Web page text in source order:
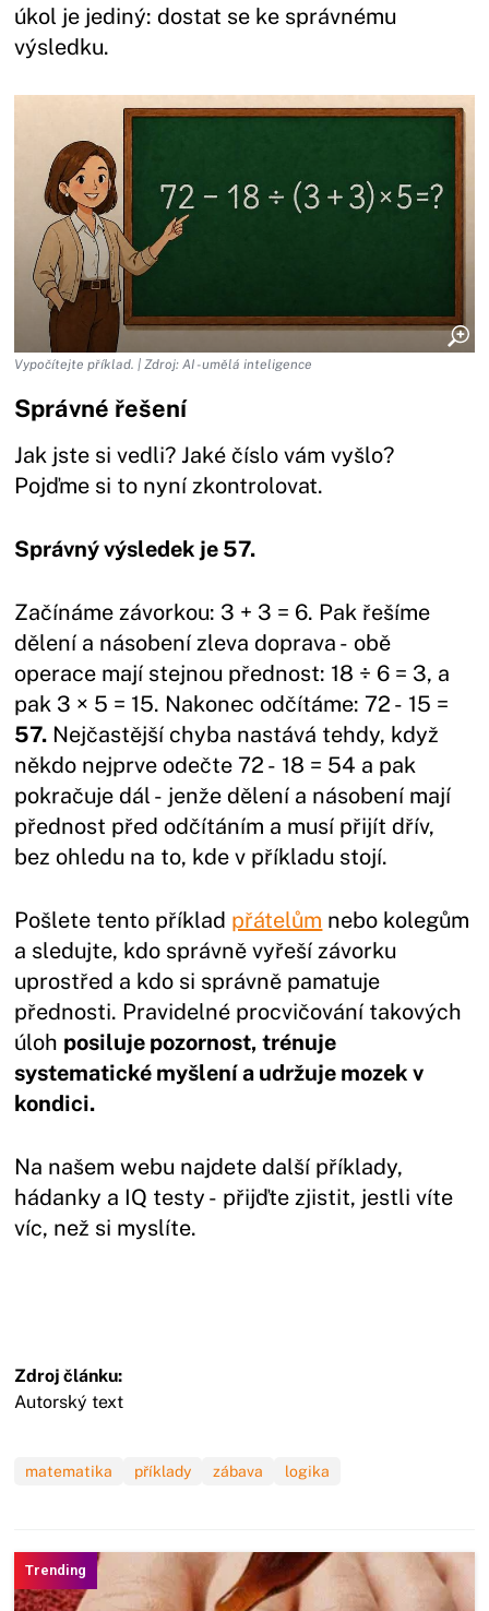
úkol je jediný: dostat se ke správnému
výsledku.
Vypočítejte příklad. | Zdroj: AI - umělá inteligence
Správné řešení
Jak jste si vedli? Jaké číslo vám vyšlo?
Pojďme si to nyní zkontrolovat.
Správný výsledek je 57.
Začínáme závorkou: 3 + 3 = 6. Pak řešíme
dělení a násobení zleva doprava - obě
operace mají stejnou přednost: 18 ÷ 6 = 3, a
pak 3 × 5 = 15. Nakonec odčítáme: 72 - 15 =
57. Nejčastější chyba nastává tehdy, když
někdo nejprve odečte 72 - 18 = 54 a pak
pokračuje dál - jenže dělení a násobení mají
přednost před odčítáním a musí přijít dřív,
bez ohledu na to, kde v příkladu stojí.
Pošlete tento příklad přátelům nebo kolegům
a sledujte, kdo správně vyřeší závorku
uprostřed a kdo si správně pamatuje
přednosti. Pravidelné procvičování takových
úloh posiluje pozornost, trénuje
systematické myšlení a udržuje mozek v
kondici.
Na našem webu najdete další příklady,
hádanky a IQ testy - přijďte zjistit, jestli víte
víc, než si myslíte.
Zdroj článku:
Autorský text
matematika příklady zábava logika